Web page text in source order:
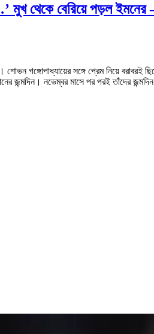
মুখ থেকে বেরিয়ে পড়ল
গঙ্গোপাধ্যায়ের সঙ্গে প্রেম নিয়ে বরাবরই
জন্মদিন। নভেম্বর মাসে পর পরই তাঁদের